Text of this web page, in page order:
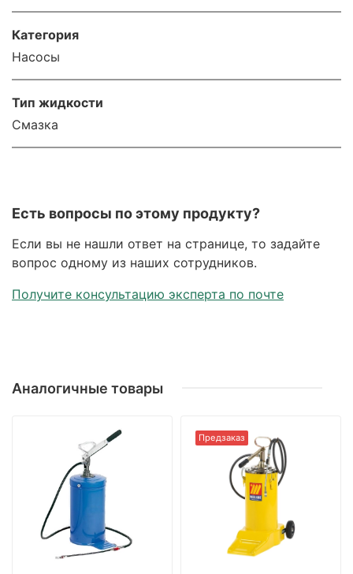
Категория
Насосы
Тип жидкости
Смазка
Есть вопросы по этому продукту?
Если вы не нашли ответ на странице, то задайте
вопрос одному из наших сотрудников.
Получите консультацию эксперта по почте
Аналогичные товары
Предзаказ